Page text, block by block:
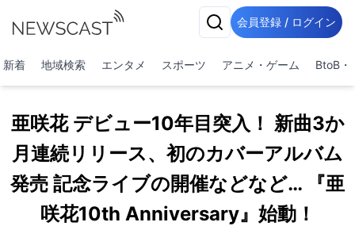
会員登録 / ログイン
新着 地域検索 エンタメ スポーツ アニメ・ゲーム BtoB・
亜咲花 デビュー10年目突入！ 新曲3か
月連続リリース、初のカバーアルバム
発売 記念ライブの開催などなど… 『亜
咲花10th Anniversary』始動！